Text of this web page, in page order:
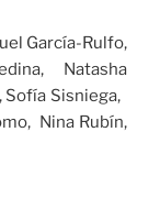
García-Rulfo,
Natasha
Sofía Sisniega,
Nina Rubín,